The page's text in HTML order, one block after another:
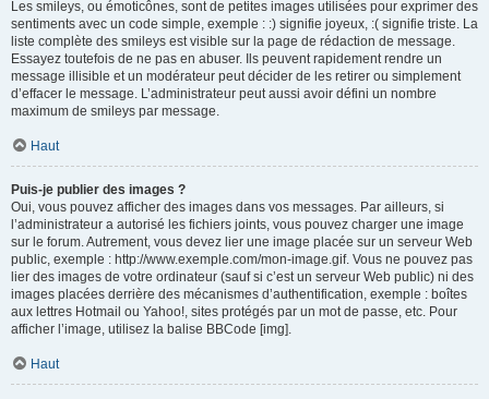
Les smileys, ou émoticônes, sont de petites images utilisées pour exprimer des
sentiments avec un code simple, exemple : :) signifie joyeux, :( signifie triste. La
liste complète des smileys est visible sur la page de rédaction de message.
Essayez toutefois de ne pas en abuser. Ils peuvent rapidement rendre un
message illisible et un modérateur peut décider de les retirer ou simplement
d’effacer le message. L’administrateur peut aussi avoir défini un nombre
maximum de smileys par message.
Haut
Puis-je publier des images ?
Oui, vous pouvez afficher des images dans vos messages. Par ailleurs, si
l’administrateur a autorisé les fichiers joints, vous pouvez charger une image
sur le forum. Autrement, vous devez lier une image placée sur un serveur Web
public, exemple : http://www.exemple.com/mon-image.gif. Vous ne pouvez pas
lier des images de votre ordinateur (sauf si c’est un serveur Web public) ni des
images placées derrière des mécanismes d’authentification, exemple : boîtes
aux lettres Hotmail ou Yahoo!, sites protégés par un mot de passe, etc. Pour
afficher l’image, utilisez la balise BBCode [img].
Haut